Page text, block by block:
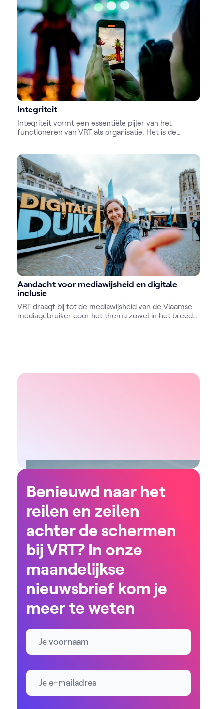
Integriteit
Integriteit vormt een essentiële pijler van het
functioneren van VRT als organisatie. Het is de
partners, met middelen en met de samenleving
omgaan. Voor VRT is integriteit geen abstract begrip,
maar een concrete leidraad voor professioneel en
ethisch handelen.
Aandacht voor mediawijsheid en digitale
inclusie
VRT draagt bij tot de mediawijsheid van de Vlaamse
mediagebruiker door het thema zowel in het breed-
Benieuwd naar het
reilen en zeilen
achter de schermen
bij VRT? In onze
maandelijkse
nieuwsbrief kom je
meer te weten
Naam
E-mailadres *